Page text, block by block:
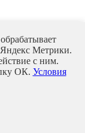
Баррел
Метрики.
с ним.
ОК. Условия